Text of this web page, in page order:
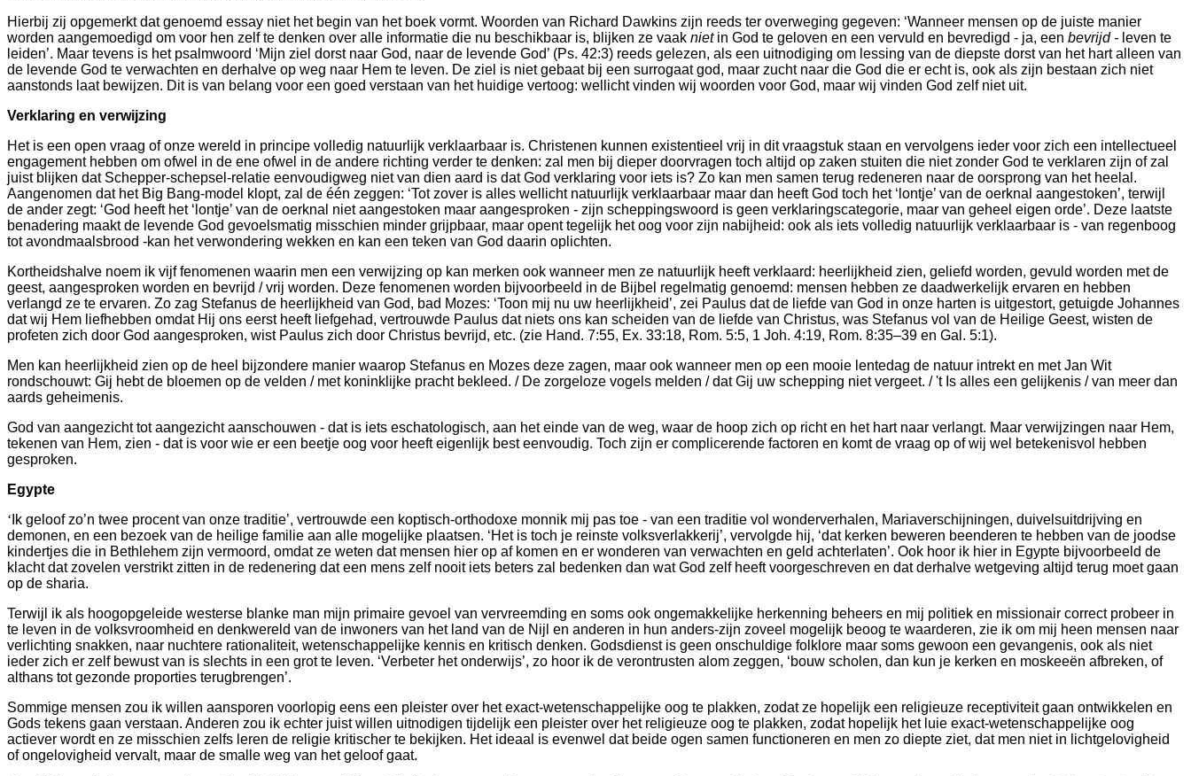
Hierbij zij opgemerkt dat genoemd essay niet het begin van het boek vormt. Woorden van Richard Dawkins zijn reeds ter overweging gegeven: ‘Wanneer mensen op de juiste manier
worden aangemoedigd om voor hen zelf te denken over alle informatie die nu beschikbaar is, blijken ze vaak nietin God te geloven en een vervuld en bevredigd - ja, een bevrijd - leven te
leiden’. Maar tevens is het psalmwoord ‘Mijn ziel dorst naar God, naar de levende God’ (Ps. 42:3) reeds gelezen, als een uitnodiging om lessing van de diepste dorst van het hart alleen van
de levende God te verwachten en derhalve op weg naar Hem te leven. De ziel is niet gebaat bij een surrogaat god, maar zucht naar die God die er echt is, ook als zijn bestaan zich niet
aanstonds laat bewijzen. Dit is van belang voor een goed verstaan van het huidige vertoog: wellicht vinden wij woorden voor God, maar wij vinden God zelf niet uit.
Verklaring en verwijzing
Het is een open vraag of onze wereld in principe volledig natuurlijk verklaarbaar is. Christenen kunnen existentieel vrij in dit vraagstuk staan en vervolgens ieder voor zich een intellectueel
engagement hebben om ofwel in de ene ofwel in de andere richting verder te denken: zal men bij dieper doorvragen toch altijd op zaken stuiten die niet zonder God te verklaren zijn of zal
juist blijken dat Schepper-schepsel-relatie eenvoudigweg niet van dien aard is dat God verklaring voor iets is? Zo kan men samen terug redeneren naar de oorsprong van het heelal.
Aangenomen dat het Big Bang-model klopt, zal de één zeggen: ‘Tot zover is alles wellicht natuurlijk verklaarbaar maar dan heeft God toch het ‘lontje’ van de oerknal aangestoken’, terwijl
de ander zegt: ‘God heeft het ‘lontje’ van de oerknal niet aangestoken maar aangesproken - zijn scheppingswoord is geen verklaringscategorie, maar van geheel eigen orde’. Deze laatste
benadering maakt de levende God gevoelsmatig misschien minder grijpbaar, maar opent tegelijk het oog voor zijn nabijheid: ook als iets volledig natuurlijk verklaarbaar is - van regenboog
tot avondmaalsbrood -kan het verwondering wekken en kan een teken van God daarin oplichten.
Kortheidshalve noem ik vijf fenomenen waarin men een verwijzing op kan merken ook wanneer men ze natuurlijk heeft verklaard: heerlijkheid zien, geliefd worden, gevuld worden met de
geest, aangesproken worden en bevrijd / vrij worden. Deze fenomenen worden bijvoorbeeld in de Bijbel regelmatig genoemd: mensen hebben ze daadwerkelijk ervaren en hebben
verlangd ze te ervaren. Zo zag Stefanus de heerlijkheid van God, bad Mozes: ‘Toon mij nu uw heerlijkheid’, zei Paulus dat de liefde van God in onze harten is uitgestort, getuigde Johannes
dat wij Hem liefhebben omdat Hij ons eerst heeft liefgehad, vertrouwde Paulus dat niets ons kan scheiden van de liefde van Christus, was Stefanus vol van de Heilige Geest, wisten de
profeten zich door God aangesproken, wist Paulus zich door Christus bevrijd, etc. (zie Hand. 7:55, Ex. 33:18, Rom. 5:5, 1 Joh. 4:19, Rom. 8:35–39 en Gal. 5:1).
Men kan heerlijkheid zien op de heel bijzondere manier waarop Stefanus en Mozes deze zagen, maar ook wanneer men op een mooie lentedag de natuur intrekt en met Jan Wit
rondschouwt: Gij hebt de bloemen op de velden / met koninklijke pracht bekleed. / De zorgeloze vogels melden / dat Gij uw schepping niet vergeet. / 't Is alles een gelijkenis / van meer dan
aards geheimenis.
God van aangezicht tot aangezicht aanschouwen - dat is iets eschatologisch, aan het einde van de weg, waar de hoop zich op richt en het hart naar verlangt. Maar verwijzingen naar Hem,
tekenen van Hem, zien - dat is voor wie er een beetje oog voor heeft eigenlijk best eenvoudig. Toch zijn er complicerende factoren en komt de vraag op of wij wel betekenisvol hebben
gesproken.
Egypte
‘ Ik geloof zo’n twee procent van onze traditie’, vertrouwde een koptisch-orthodoxe monnik mij pas toe - van een traditie vol wonderverhalen, Mariaverschijningen, duivelsuitdrijving en
demonen, en een bezoek van de heilige familie aan alle mogelijke plaatsen. ‘Het is toch je reinste volksverlakkerij’, vervolgde hij, ‘dat kerken beweren beenderen te hebben van de joodse
kindertjes die in Bethlehem zijn vermoord, omdat ze weten dat mensen hier op af komen en er wonderen van verwachten en geld achterlaten’. Ook hoor ik hier in Egypte bijvoorbeeld de
klacht dat zovelen verstrikt zitten in de redenering dat een mens zelf nooit iets beters zal bedenken dan wat God zelf heeft voorgeschreven en dat derhalve wetgeving altijd terug moet gaan
op de sharia.
Terwijl ik als hoogopgeleide westerse blanke man mijn primaire gevoel van vervreemding en soms ook ongemakkelijke herkenning beheers en mij politiek en missionair correct probeer in
te leven in de volksvroomheid en denkwereld van de inwoners van het land van de Nijl en anderen in hun anders-zijn zoveel mogelijk beoog te waarderen, zie ik om mij heen mensen naar
verlichting snakken, naar nuchtere rationaliteit, wetenschappelijke kennis en kritisch denken. Godsdienst is geen onschuldige folklore maar soms gewoon een gevangenis, ook als niet
ieder zich er zelf bewust van is slechts in een grot te leven. ‘Verbeter het onderwijs’, zo hoor ik de verontrusten alom zeggen, ‘bouw scholen, dan kun je kerken en moskeeën afbreken, of
althans tot gezonde proporties terugbrengen’.
Sommige mensen zou ik willen aansporen voorlopig eens een pleister over het exact-wetenschappelijke oog te plakken, zodat ze hopelijk een religieuze receptiviteit gaan ontwikkelen en
Gods tekens gaan verstaan. Anderen zou ik echter juist willen uitnodigen tijdelijk een pleister over het religieuze oog te plakken, zodat hopelijk het luie exact-wetenschappelijke oog
actiever wordt en ze misschien zelfs leren de religie kritischer te bekijken. Het ideaal is evenwel dat beide ogen samen functioneren en men zo diepte ziet, dat men niet in lichtgelovigheid
of ongelovigheid vervalt, maar de smalle weg van het geloof gaat.